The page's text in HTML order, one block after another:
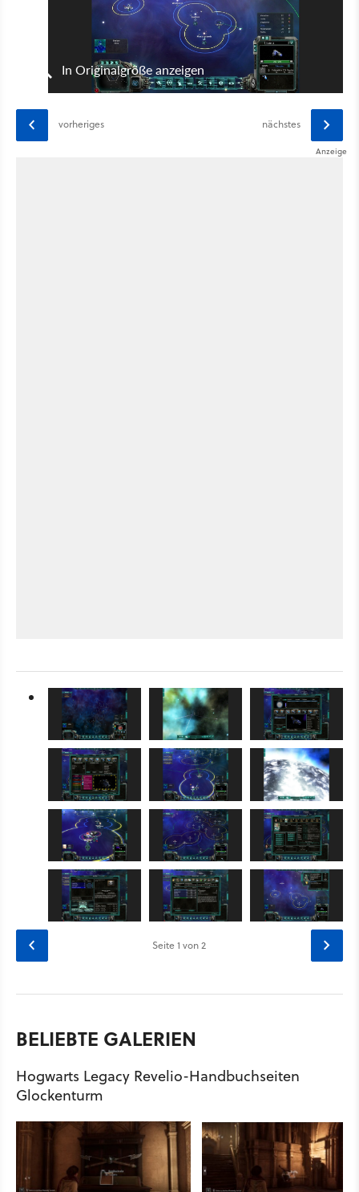
In Originalgröße anzeigen
vorheriges nächstes
Seite1 von 2
BELIEBTE GALERIEN
Hogwarts Legacy Revelio-Handbuchseiten
Glockenturm